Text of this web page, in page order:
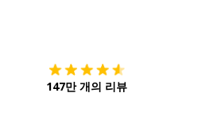
147만 개의 리뷰